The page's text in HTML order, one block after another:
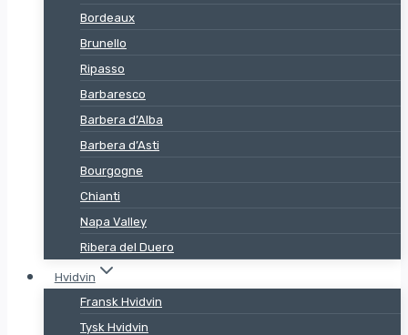
Bordeaux
Brunello
Ripasso
Barbaresco
Barbera d’Alba
Barbera d’Asti
Bourgogne
Chianti
Napa Valley
Ribera del Duero
Hvidvin
Fransk Hvidvin
Tysk Hvidvin